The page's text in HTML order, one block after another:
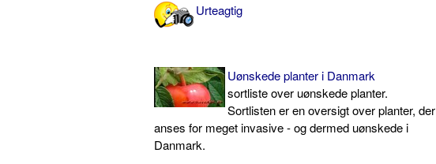
Urteagtig
Uønskede planter i Danmark
sortliste over uønskede planter.
Sortlisten er en oversigt over planter, der
anses for meget invasive - og dermed uønskede i
Danmark.